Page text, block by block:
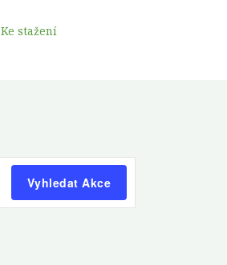
Ke stažení
Vyhledat Akce